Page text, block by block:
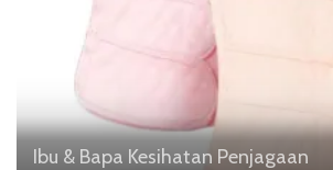
Ibu & Bapa Kesihatan Penjagaan